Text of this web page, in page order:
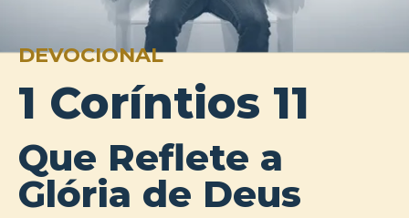
DEVOCIONAL
1 Coríntios 11
Que Reflete a
Glória de Deus